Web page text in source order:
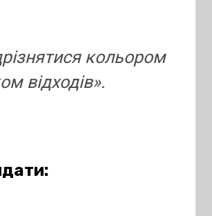
кольором
відходів».